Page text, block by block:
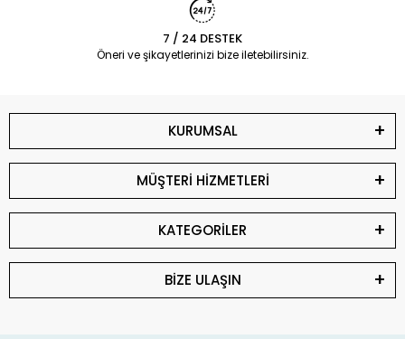
7 / 24 DESTEK
Öneri ve şikayetlerinizi bize iletebilirsiniz.
KURUMSAL
MÜŞTERİ HİZMETLERİ
KATEGORİLER
BİZE ULAŞIN